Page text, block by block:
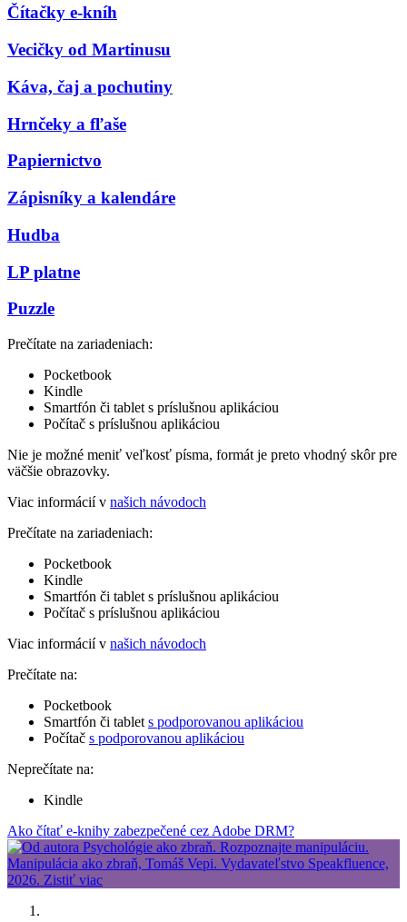
Čítačky e-kníh
Vecičky od Martinusu
Káva, čaj a pochutiny
Hrnčeky a fľaše
Papiernictvo
Zápisníky a kalendáre
Hudba
LP platne
Puzzle
Prečítate na zariadeniach:
Pocketbook
Kindle
Smartfón či tablet s príslušnou aplikáciou
Počítač s príslušnou aplikáciou
Nie je možné meniť veľkosť písma, formát je preto vhodný skôr pre
väčšie obrazovky.
Viac informácií v našich návodoch
Prečítate na zariadeniach:
Pocketbook
Kindle
Smartfón či tablet s príslušnou aplikáciou
Počítač s príslušnou aplikáciou
Viac informácií v našich návodoch
Prečítate na:
Pocketbook
Smartfón či tablet s podporovanou aplikáciou
Počítač s podporovanou aplikáciou
Neprečítate na:
Kindle
Ako čítať e-knihy zabezpečené cez Adobe DRM?